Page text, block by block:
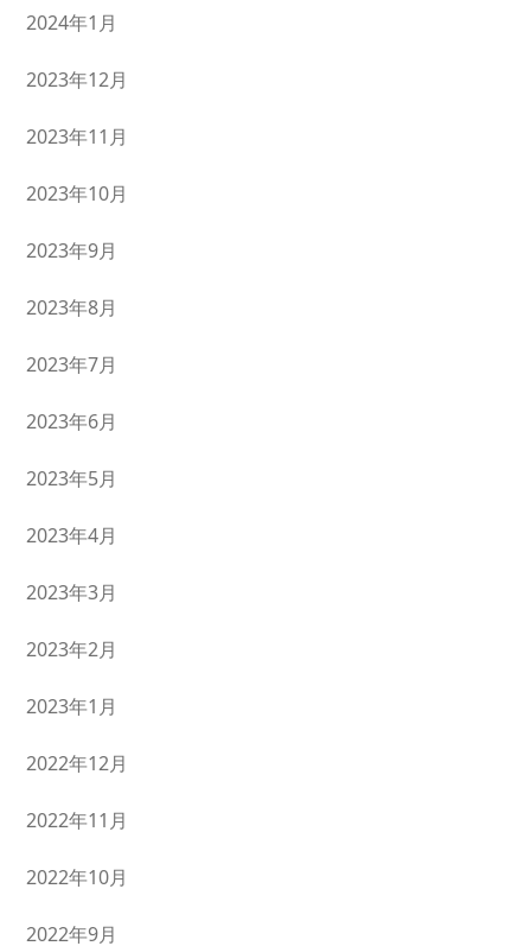
2024年1月
2023年12月
2023年11月
2023年10月
2023年9月
2023年8月
2023年7月
2023年6月
2023年5月
2023年4月
2023年3月
2023年2月
2023年1月
2022年12月
2022年11月
2022年10月
2022年9月